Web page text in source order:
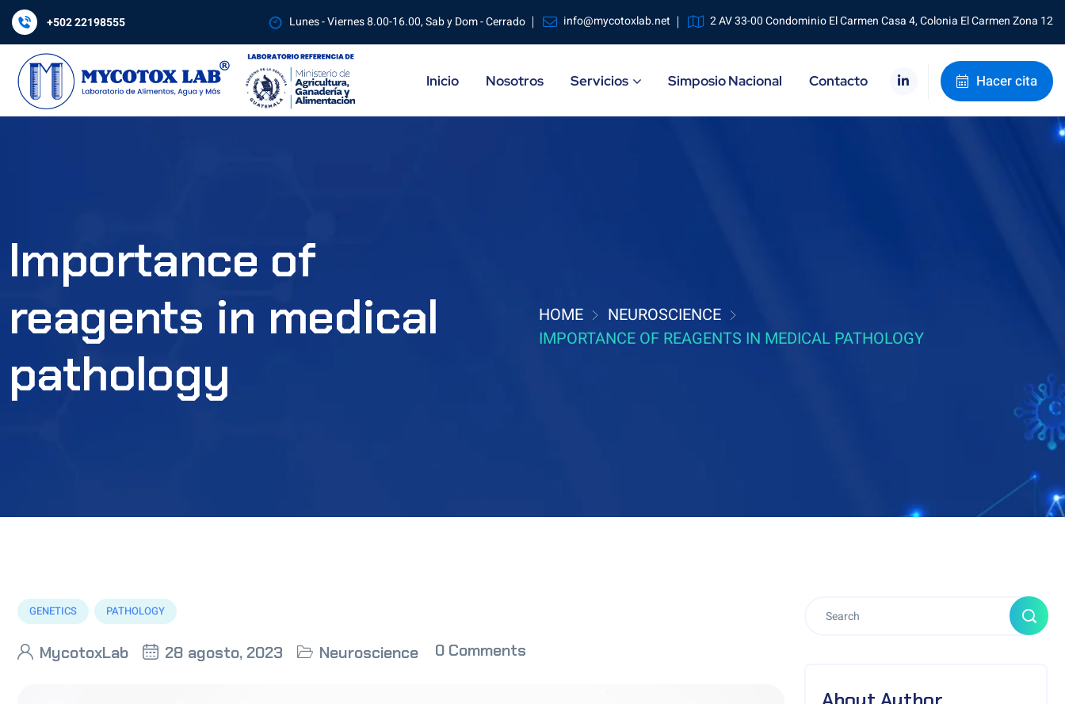
+502 22198555 Lunes - Viernes 8.00-16.00, Sab y Dom - Cerrado info@mycotoxlab.net 2 AV 33-00 Condominio El Carmen Casa 4, Colonia El Carmen Zona 12
Inicio Nosotros Servicios Simposio Nacional Contacto Hacer cita
Importance of
reagents in medical
pathology
HOME
NEUROSCIENCE
IMPORTANCE OF REAGENTS IN MEDICAL PATHOLOGY
GENETICS PATHOLOGY
MycotoxLab 28 agosto, 2023 Neuroscience 0 Comments